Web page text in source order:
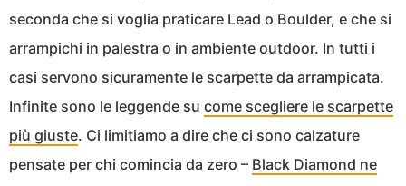
seconda che si voglia praticare Lead o Boulder, e che si
arrampichi in palestra o in ambiente outdoor. In tutti i
casi servono sicuramente le scarpette da arrampicata.
Infinite sono le leggende su come scegliere le scarpette
più giuste. Ci limitiamo a dire che ci sono calzature
pensate per chi comincia da zero – Black Diamond ne